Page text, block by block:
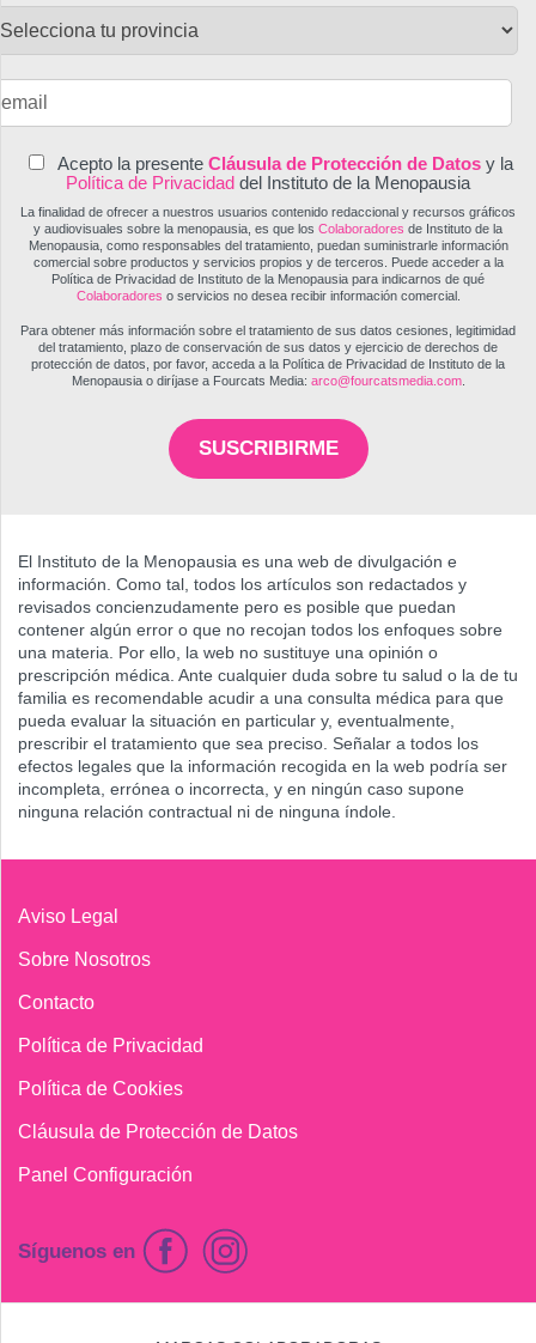
Acepto la presente Cláusula de Protección de Datosy la
Política de Privacidad del Instituto de la Menopausia
La finalidad de ofrecer a nuestros usuarios contenido redaccional y recursos gráficos
y audiovisuales sobre la menopausia, es que los Colaboradores de Instituto de la
Menopausia, como responsables del tratamiento, puedan suministrarle información
comercial sobre productos y servicios propios y de terceros. Puede acceder a la
Política de Privacidad de Instituto de la Menopausia para indicarnos de qué
Colaboradores o servicios no desea recibir información comercial.
Para obtener más información sobre el tratamiento de sus datos cesiones, legitimidad
del tratamiento, plazo de conservación de sus datos y ejercicio de derechos de
protección de datos, por favor, acceda a la Política de Privacidad de Instituto de la
Menopausia o diríjase a Fourcats Media: arco@fourcatsmedia.com.
SUSCRIBIRME
El Instituto de la Menopausia es una web de divulgación e
información. Como tal, todos los artículos son redactados y
revisados concienzudamente pero es posible que puedan
contener algún error o que no recojan todos los enfoques sobre
una materia. Por ello, la web no sustituye una opinión o
prescripción médica. Ante cualquier duda sobre tu salud o la de tu
familia es recomendable acudir a una consulta médica para que
pueda evaluar la situación en particular y, eventualmente,
prescribir el tratamiento que sea preciso. Señalar a todos los
efectos legales que la información recogida en la web podría ser
incompleta, errónea o incorrecta, y en ningún caso supone
ninguna relación contractual ni de ninguna índole.
Aviso Legal
Sobre Nosotros
Contacto
Política de Privacidad
Política de Cookies
Cláusula de Protección de Datos
Panel Configuración
Síguenos en